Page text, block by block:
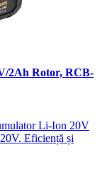
2Ah Rotor, RCB-
Li-Ion 20V
Eficiență și